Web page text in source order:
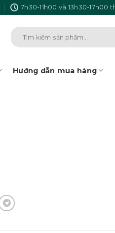
7h30-11h00 và 13h30-17h00
Hướng dẫn mua hàng